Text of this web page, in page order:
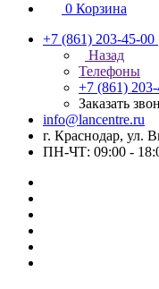
0 Корзина
+7 (861) 203-45-00
Назад
Телефоны
+7 (861)
Заказать
info@lancentre.ru
г. Краснодар, ул.
ПН-ЧТ: 09:00 -